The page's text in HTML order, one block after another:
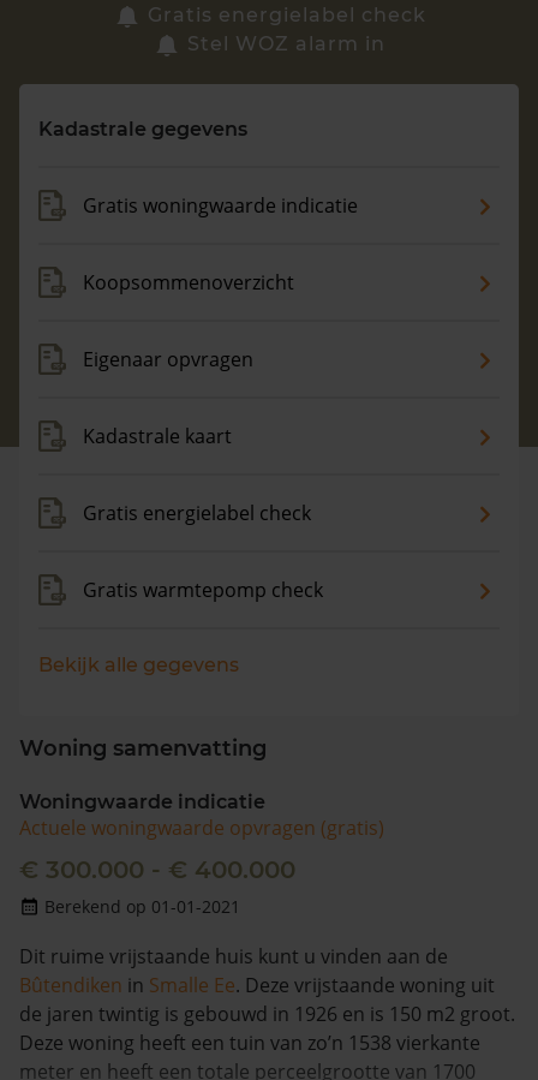
Zoek een woning
Maandag t/m vrijdag - 08:00 -18:00
Gratis energielabel check
Stel WOZ alarm in
Kadastrale gegevens
Gratis woningwaarde indicatie
Koopsommenoverzicht
Eigenaar opvragen
Kadastrale kaart
Gratis energielabel check
Gratis warmtepomp check
Bekijk alle gegevens
Woning samenvatting
Woningwaarde indicatie
Actuele woningwaarde opvragen (gratis)
€ 300.000 - € 400.000
Berekend op 01-01-2021
Dit ruime vrijstaande huis kunt u vinden aan de
Bûtendiken in Smalle Ee. Deze vrijstaande woning uit
de jaren twintig is gebouwd in 1926 en is 150 m2 groot.
Deze woning heeft een tuin van zo’n 1538 vierkante
meter en heeft een totale perceelgrootte van 1700